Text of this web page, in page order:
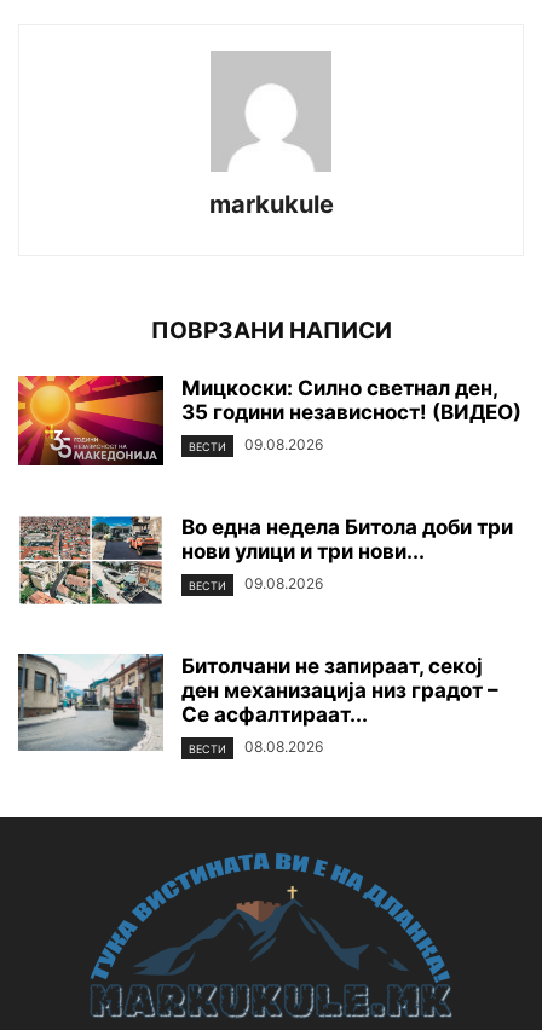
markukule
ПОВРЗАНИ НАПИСИ
Мицкоски: Силно светнал ден,
35 години независност! (ВИДЕО)
ВЕСТИ 09.08.2026
Во една недела Битола доби три
нови улици и три нови...
ВЕСТИ 09.08.2026
Битолчани не запираат, секој
ден механизација низ градот –
Се асфалтираат...
ВЕСТИ 08.08.2026